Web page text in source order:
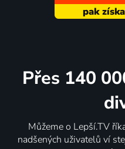
Přes 140
Můžeme o Lepší.TV
nadšených uživatelů ví